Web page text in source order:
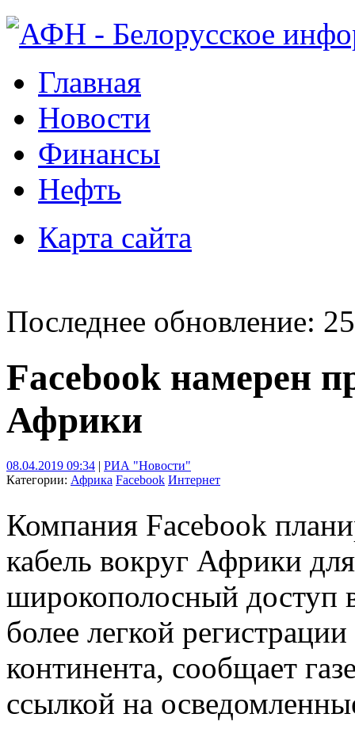
Главная
Новости
Финансы
Нефть
Карта сайта
Последнее обновление:
Facebook намерен
Африки
08.04.2019 09:34 | РИА "Новости"
Категории: Африка Facebook Интернет
Компания Facebook
кабель вокруг Африки
широкополосный доступ
более легкой
континента, сообщает
ссылкой на